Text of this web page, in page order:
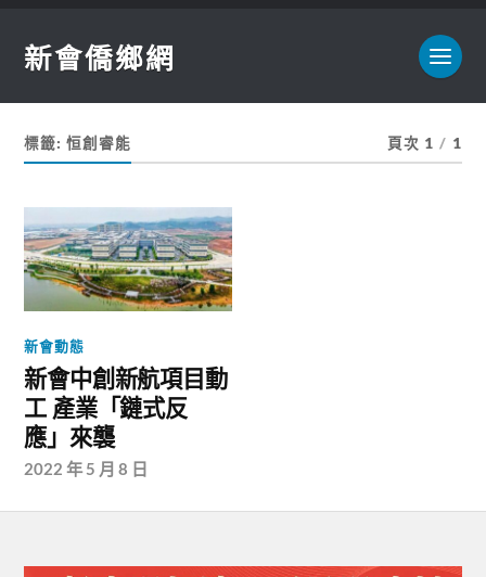
新會僑鄉網
標籤:恒創睿能 頁次 1 / 1
新會動態
新會中創新航項目動
工 產業「鏈式反
應」來襲
2022 年 5 月 8 日